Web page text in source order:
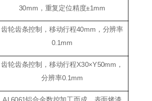
30mm，重复定位精度±1mm
齿轮齿条控制，移动行程40mm，分辨率
0.1mm
齿轮齿条控制，移动行程X30×Y50mm，
分辨率0.1mm